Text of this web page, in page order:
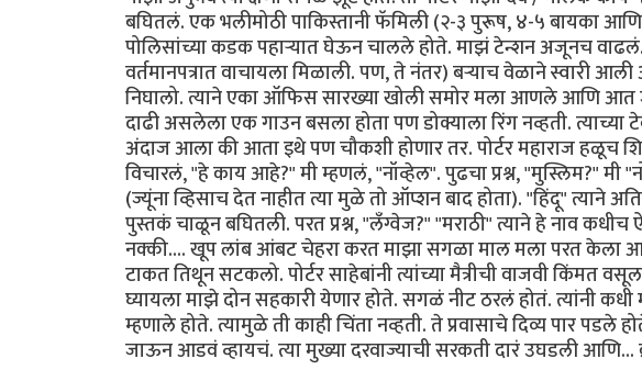
बघितलं. एक भलीमोठी पाकिस्तानी फॅमिली (२-३ पुरूष, ४-५ बायका
पोलिसांच्या कडक पहार्‍यात घेऊन चालले होते. माझं टेन्शन अजूनच वाढलं.
वर्तमानपत्रात वाचायला मिळाली. पण, ते नंतर) बर्‍याच वेळाने स्वारी
निघालो. त्याने एका ऑफिस सारख्या खोली समोर मला आणले आणि
दाढी असलेला एक गाउन बसला होता पण डोक्याला रिंग नव्हती.
अंदाज आला की आता इथे पण चौकशी होणार तर. पोर्टर महाराज हळूच
विचारलं, "हे काय आहे?" मी म्हणलं, "नॉव्हेल". पुढचा प्रश्न, "मुस्लिम?" मी
(ज्यूंना व्हिसाच देत नाहीत त्या मुळे तो ऑप्शन बाद होता). "हिंदू"
पुस्तकं चाळून बघितली. परत प्रश्न, "लँग्वेज?" "मराठी" त्याने हे नाव
नक्की.... खूप लांब आंबट चेहरा करत माझा सगळा माल मला परत केला
टाकत तिथून सटकलो. पोर्टर साहेबांनी त्यांच्या मैत्रीची वाजवी किंमत
घ्यायला माझे दोन सहकारी येणार होते. सगळं नीट ठरलं होतं. त्यांनी
म्हणाले होते. त्यामुळे ती काही चिंता नव्हती. ते प्रवासाचे दिव्य पार
जाऊन आडवं व्हायचं. त्या मुख्या दरवाज्याची सरकती दारं उघडली आणि...